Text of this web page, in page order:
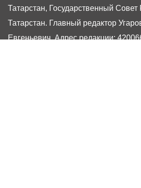
Татарстан, Государственный Совет
Татарстан. Главный редактор
Евгеньевич. Адрес редакции: